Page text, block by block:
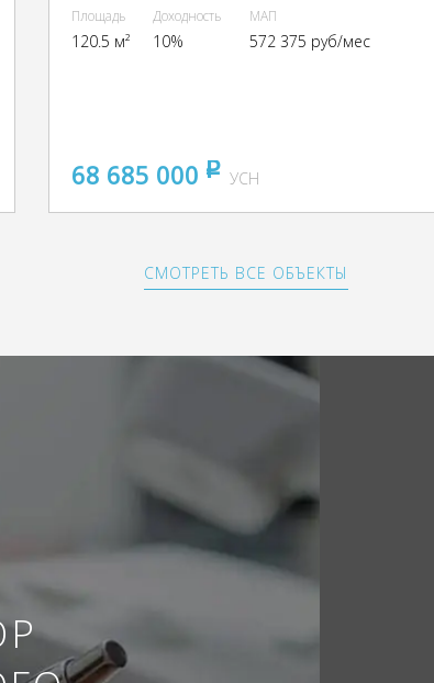
Площадь
120.5 м²
Доходность
10%
МАП
572 375 руб/мес
68 685 000 pуб
УСН
СМОТРЕТЬ ВСЕ ОБЪЕКТЫ